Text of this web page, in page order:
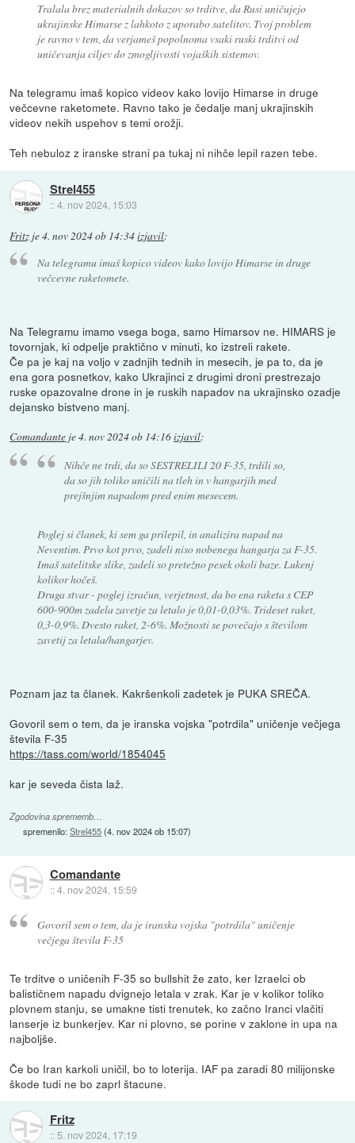
Tralala brez materialnih dokazov so trditve, da Rusi uničujejo
ukrajinske Himarse z lahkoto z uporabo satelitov. Tvoj problem
je ravno v tem, da verjameš popolnoma vsaki ruski trditvi od
uničevanja ciljev do zmogljivosti vojaških sistemov.
Na telegramu imaš kopico videov kako lovijo Himarse in druge
večcevne raketomete. Ravno tako je čedalje manj ukrajinskih
videov nekih uspehov s temi orožji.
Teh nebuloz z iranske strani pa tukaj ni nihče lepil razen tebe.
Strel455
::4. nov 2024, 15:03
Fritz je4. nov 2024 ob 14:34izjavil:
Na telegramu imaš kopico videov kako lovijo Himarse in druge
večcevne raketomete.
Na Telegramu imamo vsega boga, samo Himarsov ne. HIMARS je
tovornjak, ki odpelje praktično v minuti, ko izstreli rakete.
Če pa je kaj na voljo v zadnjih tednih in mesecih, je pa to, da je
ena gora posnetkov, kako Ukrajinci z drugimi droni prestrezajo
ruske opazovalne drone in je ruskih napadov na ukrajinsko ozadje
dejansko bistveno manj.
Comandante je4. nov 2024 ob 14:16izjavil:
Nihče ne trdi, da so SESTRELILI 20 F-35, trdili so,
da so jih toliko uničili na tleh in v hangarjih med
prejšnjim napadom pred enim mesecem.
Poglej si članek, ki sem ga prilepil, in analizira napad na
Neventim. Prvo kot prvo, zadeli niso nobenega hangarja za F-35.
Imaš satelitske slike, zadeli so pretežno pesek okoli baze. Lukenj
kolikor hočeš.
Druga stvar - poglej izračun, verjetnost, da bo ena raketa s CEP
600-900m zadela zavetje za letalo je 0,01-0,03%. Trideset raket,
0,3-0,9%. Dvesto raket, 2-6%. Možnosti se povečajo s številom
zavetij za letala/hangarjev.
Poznam jaz ta članek. Kakršenkoli zadetek je PUKA SREČA.
Govoril sem o tem, da je iranska vojska "potrdila" uničenje večjega
števila F-35
https://tass.com/world/1854045
kar je seveda čista laž.
Zgodovina sprememb…
spremenilo:Strel455(4. nov 2024 ob 15:07)
Comandante
::4. nov 2024, 15:59
Govoril sem o tem, da je iranska vojska "potrdila" uničenje
večjega števila F-35
Te trditve o uničenih F-35 so bullshit že zato, ker Izraelci ob
balističnem napadu dvignejo letala v zrak. Kar je v kolikor toliko
plovnem stanju, se umakne tisti trenutek, ko začno Iranci vlačiti
lanserje iz bunkerjev. Kar ni plovno, se porine v zaklone in upa na
najboljše.
Če bo Iran karkoli uničil, bo to loterija. IAF pa zaradi 80 milijonske
škode tudi ne bo zaprl štacune.
Fritz
:: 5. nov 2024, 17:19